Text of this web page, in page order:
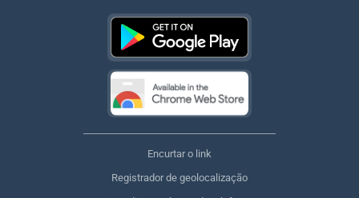
Encurtar o link
Registrador de geolocalização